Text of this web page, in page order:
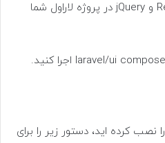
ورود و ثبت نام برای React، Vue و jQuery در پروژه لاراول شما
اکنون که بسته UI composer را نصب کرده اید، دستور زیر را برای